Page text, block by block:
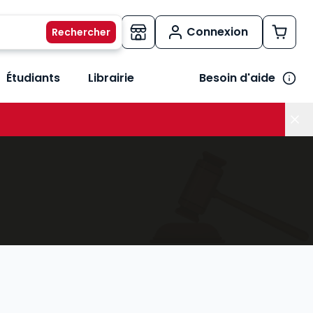
Connexion
métiers
le sous-menu Vos besoins
Étudiants Librairie Besoin d'aide